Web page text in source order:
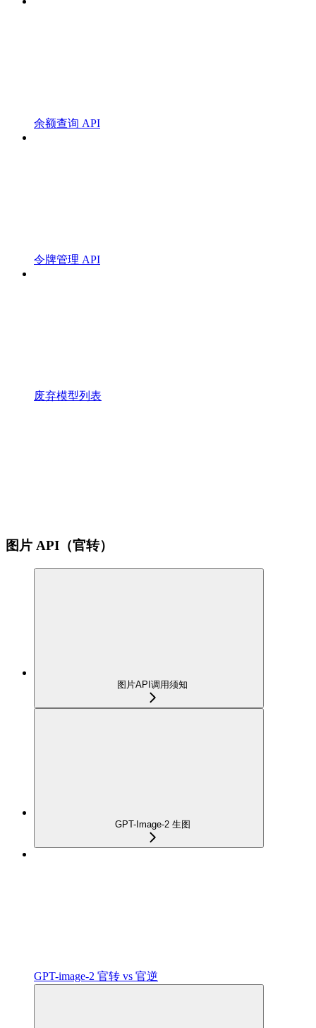
余额查询 API
令牌管理 API
废弃模型列表
图片 API（官转）
图片API调用须知
GPT-Image-2 生图
GPT-image-2 官转 vs 官逆